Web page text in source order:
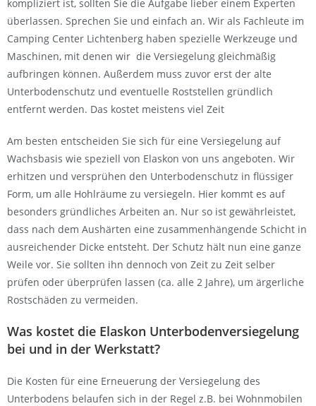
kompliziert ist, sollten Sie die Aufgabe lieber einem Experten
überlassen. Sprechen Sie und einfach an. Wir als Fachleute im
Camping Center Lichtenberg haben spezielle Werkzeuge und
Maschinen, mit denen wir die Versiegelung gleichmäßig
aufbringen können. Außerdem muss zuvor erst der alte
Unterbodenschutz und eventuelle Roststellen gründlich
entfernt werden. Das kostet meistens viel Zeit
Am besten entscheiden Sie sich für eine Versiegelung auf
Wachsbasis wie speziell von Elaskon von uns angeboten. Wir
erhitzen und versprühen den Unterbodenschutz in flüssiger
Form, um alle Hohlräume zu versiegeln. Hier kommt es auf
besonders gründliches Arbeiten an. Nur so ist gewährleistet,
dass nach dem Aushärten eine zusammenhängende Schicht in
ausreichender Dicke entsteht. Der Schutz hält nun eine ganze
Weile vor. Sie sollten ihn dennoch von Zeit zu Zeit selber
prüfen oder überprüfen lassen (ca. alle 2 Jahre), um ärgerliche
Rostschäden zu vermeiden.
Was kostet die Elaskon Unterbodenversiegelung
bei und in der Werkstatt?
Die Kosten für eine Erneuerung der Versiegelung des
Unterbodens belaufen sich in der Regel z.B. bei Wohnmobilen